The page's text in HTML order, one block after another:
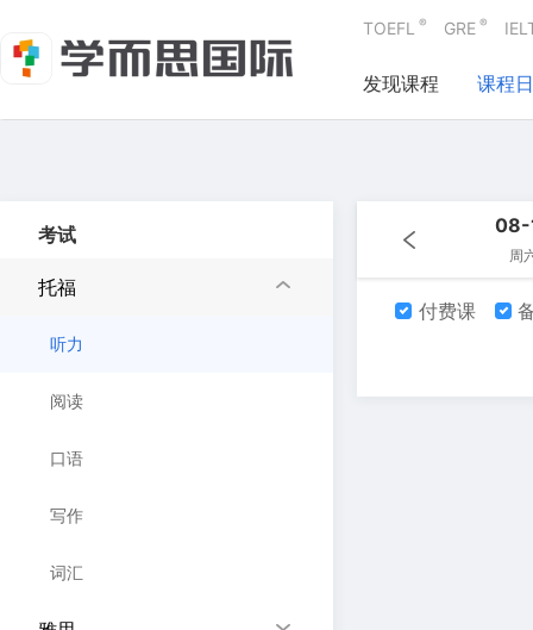
TOEFL ® GRE ®
发现课程 课程
考试
托福
听力
阅读
口语
写作
词汇
08-
周
付费课